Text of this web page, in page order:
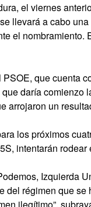
el viernes
llevará a cabo
el nombramiento.
que cuenta
daría comienzo
arrojaron un
los próximos
intentarán rodear
Izquierda
del régimen que se